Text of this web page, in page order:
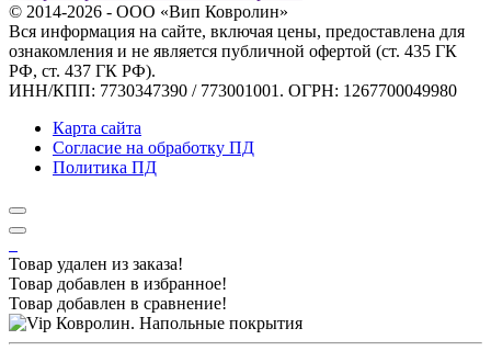
© 2014-2026 - ООО «Вип Ковролин»
Вся информация на сайте, включая цены, предоставлена для
ознакомления и не является публичной офертой (ст. 435 ГК
РФ, ст. 437 ГК РФ).
ИНН/КПП: 7730347390 / 773001001. ОГРН: 1267700049980
Карта сайта
Согласие на обработку ПД
Политика ПД
Товар удален из заказа!
Товар добавлен в избранное!
Товар добавлен в сравнение!